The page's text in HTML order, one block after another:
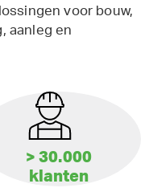
voor bouw,
aanleg en
> 30.000
klanten